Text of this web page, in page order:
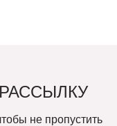
не пропустить